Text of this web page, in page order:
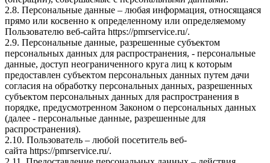
2.8. Персональные данные – любая информация, относящаяся
прямо или косвенно к определенному или определяемому
Пользователю веб-сайта https://pmrservice.ru/.
2.9. Персональные данные, разрешенные субъектом
персональных данных для распространения, - персональные
данные, доступ неограниченного круга лиц к которым
предоставлен субъектом персональных данных путем дачи
согласия на обработку персональных данных, разрешенных
субъектом персональных данных для распространения в
порядке, предусмотренном Законом о персональных данных
(далее - персональные данные, разрешенные для
распространения).
2.10. Пользователь – любой посетитель веб-
сайта https://pmrservice.ru/.